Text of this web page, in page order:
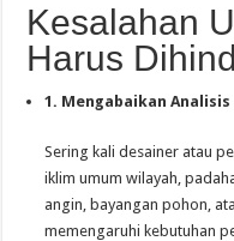
Kesalahan
Harus
1. Mengabaikan
Sering kali desainer atau
iklim umum wilayah,
angin, bayangan pohon,
memengaruhi kebutuhan